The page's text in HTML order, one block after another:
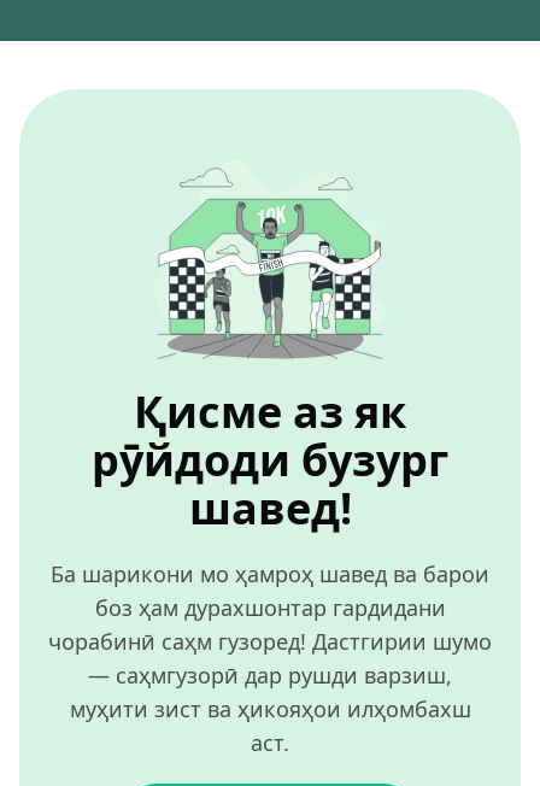
Қисме аз як
рӯйдоди бузург
шавед!
Ба шарикони мо ҳамроҳ шавед ва барои
боз ҳам дурахшонтар гардидани
чорабинӣ саҳм гузоред! Дастгирии шумо
— саҳмгузорӣ дар рушди варзиш,
муҳити зист ва ҳикояҳои илҳомбахш
аст.